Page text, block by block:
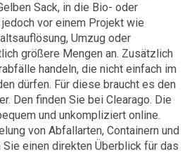
Sack, in die Bio- oder
vor einem Projekt wie
Umzug oder
größere Mengen an. Zusätzlich
handeln, die nicht einfach im
dürfen. Für diese braucht es den
Den finden Sie bei Clearago. Die
und unkompliziert online.
von Abfallarten, Containern und
einen direkten Überblick für das